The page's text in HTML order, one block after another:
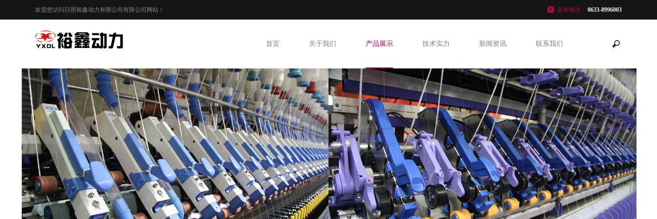
欢迎您访问日照裕鑫动力有限公司有限公司网站！ 咨询电话： 0633-8996003
首页 关于我们 产品展示 技术实力 新闻资讯 联系我们